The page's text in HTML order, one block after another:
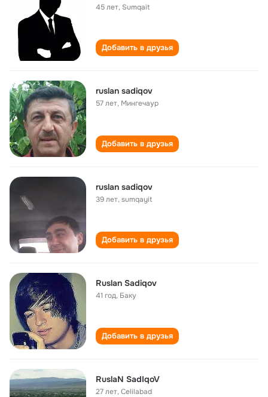
45 лет, Sumqait
Добавить в друзья
ruslan sadiqov
57 лет, Мингечаур
Добавить в друзья
ruslan sadiqov
39 лет,sumqayit
Добавить в друзья
Ruslan Sadiqov
41 год, Баку
Добавить в друзья
RuslaN SadIqoV
27 лет,Celilabad